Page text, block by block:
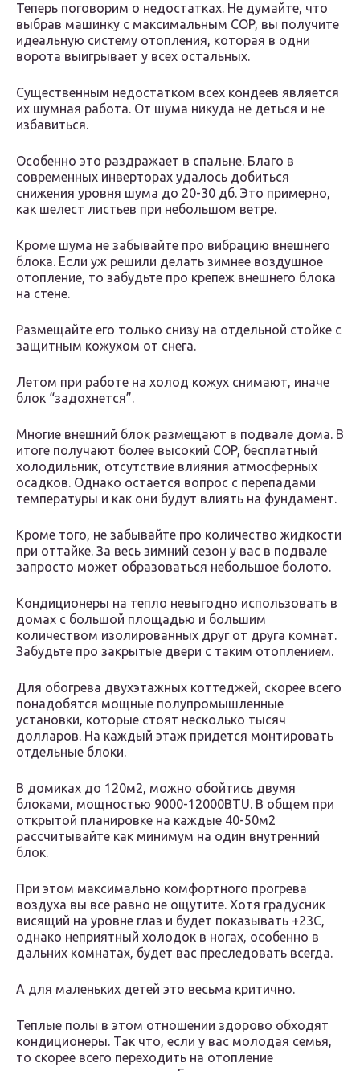
Теперь поговорим о недостатках. Не думайте, что
выбрав машинку с максимальным COP, вы получите
идеальную систему отопления, которая в одни
ворота выигрывает у всех остальных.
Существенным недостатком всех кондеев является
их шумная работа. От шума никуда не деться и не
избавиться.
Особенно это раздражает в спальне. Благо в
современных инверторах удалось добиться
снижения уровня шума до 20-30 дб. Это примерно,
как шелест листьев при небольшом ветре.
Кроме шума не забывайте про вибрацию внешнего
блока. Если уж решили делать зимнее воздушное
отопление, то забудьте про крепеж внешнего блока
на стене.
Размещайте его только снизу на отдельной стойке с
защитным кожухом от снега.
Летом при работе на холод кожух снимают, иначе
блок “задохнется”.
Многие внешний блок размещают в подвале дома. В
итоге получают более высокий COP, бесплатный
холодильник, отсутствие влияния атмосферных
осадков. Однако остается вопрос с перепадами
температуры и как они будут влиять на фундамент.
Кроме того, не забывайте про количество жидкости
при оттайке. За весь зимний сезон у вас в подвале
запросто может образоваться небольшое болото.
Кондиционеры на тепло невыгодно использовать в
домах с большой площадью и большим
количеством изолированных друг от друга комнат.
Забудьте про закрытые двери с таким отоплением.
Для обогрева двухэтажных коттеджей, скорее всего
понадобятся мощные полупромышленные
установки, которые стоят несколько тысяч
долларов. На каждый этаж придется монтировать
отдельные блоки.
В домиках до 120м2, можно обойтись двумя
блоками, мощностью 9000-12000BTU. В общем при
открытой планировке на каждые 40-50м2
рассчитывайте как минимум на один внутренний
блок.
При этом максимально комфортного прогрева
воздуха вы все равно не ощутите. Хотя градусник
висящий на уровне глаз и будет показывать +23С,
однако неприятный холодок в ногах, особенно в
дальних комнатах, будет вас преследовать всегда.
А для маленьких детей это весьма критично.
Теплые полы в этом отношении здорово обходят
кондиционеры. Так что, если у вас молодая семья,
то скорее всего переходить на отопление